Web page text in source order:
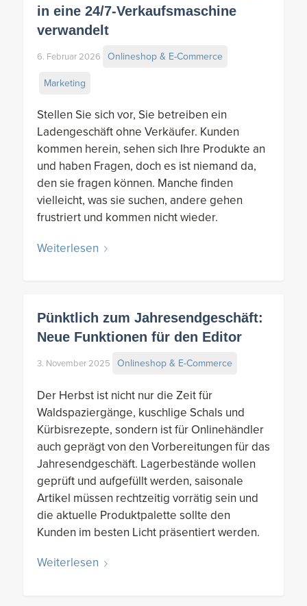
in eine 24/7-Verkaufsmaschine
verwandelt
6. Februar 2026 Onlineshop & E-Commerce
Marketing
Stellen Sie sich vor, Sie betreiben ein
Ladengeschäft ohne Verkäufer. Kunden
kommen herein, sehen sich Ihre Produkte an
und haben Fragen, doch es ist niemand da,
den sie fragen können. Manche finden
vielleicht, was sie suchen, andere gehen
frustriert und kommen nicht wieder.
Weiterlesen
Pünktlich zum Jahresendgeschäft:
Neue Funktionen für den Editor
3. November 2025 Onlineshop & E-Commerce
Der Herbst ist nicht nur die Zeit für
Waldspaziergänge, kuschlige Schals und
Kürbisrezepte, sondern ist für Onlinehändler
auch geprägt von den Vorbereitungen für das
Jahresendgeschäft. Lagerbestände wollen
geprüft und aufgefüllt werden, saisonale
Artikel müssen rechtzeitig vorrätig sein und
die aktuelle Produktpalette sollte den
Kunden im besten Licht präsentiert werden.
Weiterlesen